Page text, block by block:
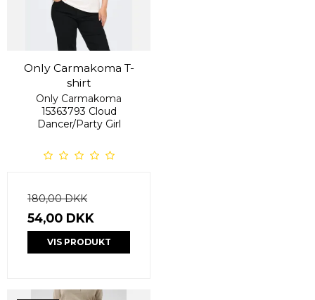
Only Carmakoma T-
shirt
Only Carmakoma
15363793 Cloud
Dancer/Party Girl
180,00 DKK
54,00 DKK
VIS PRODUKT